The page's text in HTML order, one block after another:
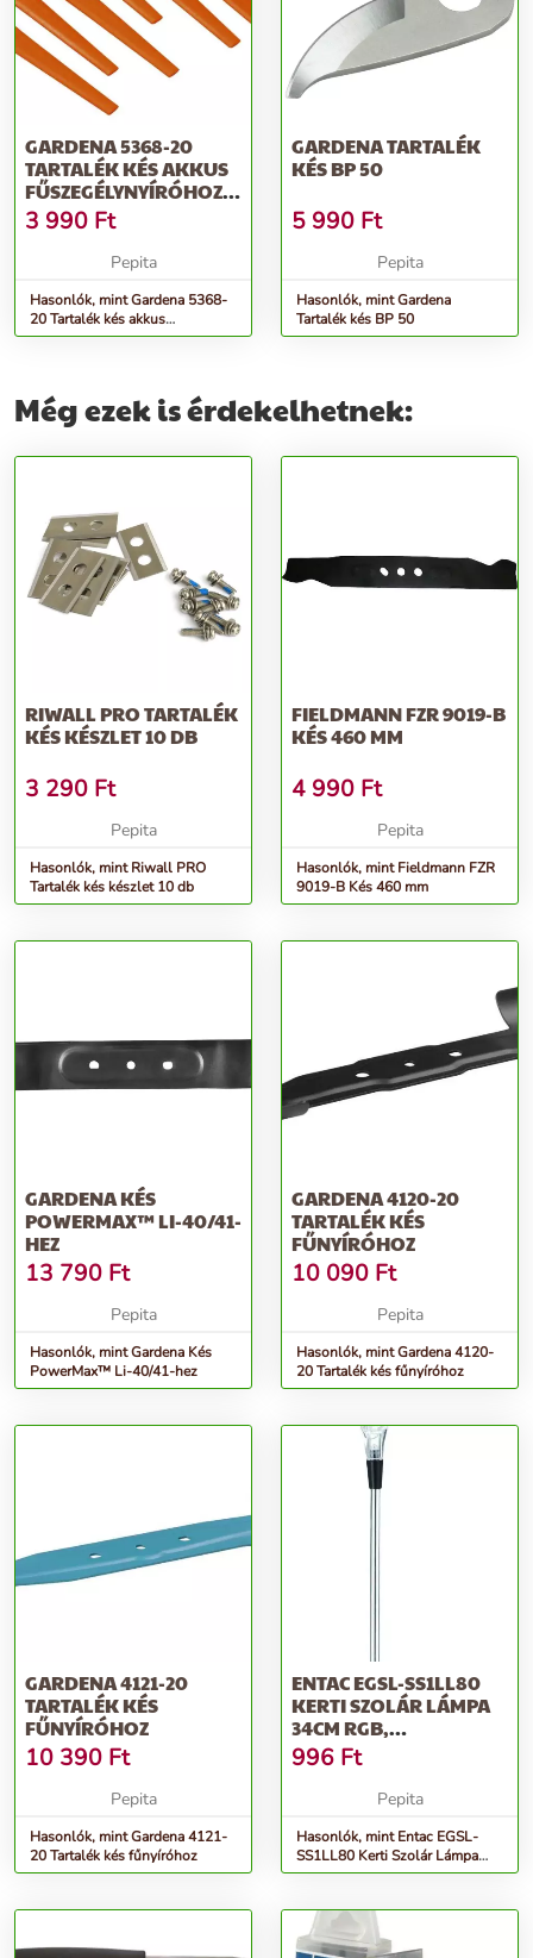
GARDENA 5368-20
TARTALÉK KÉS AKKUS
FŰSZEGÉLYNYÍRÓHOZ
(20DB-OS)
3 990 Ft
Pepita
Hasonlók, mint Gardena 5368-
20 Tartalék kés akkus
fűszegélynyíróhoz (20db-os)
GARDENA TARTALÉK
KÉS BP 50
5 990 Ft
Pepita
Hasonlók, mint Gardena
Tartalék kés BP 50
Még ezek is érdekelhetnek:
RIWALL PRO TARTALÉK
KÉS KÉSZLET 10 DB
3 290 Ft
Pepita
Hasonlók, mint Riwall PRO
Tartalék kés készlet 10 db
FIELDMANN FZR 9019-B
KÉS 460 MM
4 990 Ft
Pepita
Hasonlók, mint Fieldmann FZR
9019-B Kés 460 mm
GARDENA KÉS
POWERMAX™ LI-40/41-
HEZ
13 790 Ft
Pepita
Hasonlók, mint Gardena Kés
PowerMax™ Li-40/41-hez
GARDENA 4120-20
TARTALÉK KÉS
FŰNYÍRÓHOZ
10 090 Ft
Pepita
Hasonlók, mint Gardena 4120-
20 Tartalék kés fűnyíróhoz
GARDENA 4121-20
TARTALÉK KÉS
FŰNYÍRÓHOZ
10 390 Ft
Pepita
Hasonlók, mint Gardena 4121-
20 Tartalék kés fűnyíróhoz
ENTAC EGSL-SS1LL80
KERTI SZOLÁR LÁMPA
34CM RGB,
ROZSDAMENTES ACÉL
996 Ft
Pepita
Hasonlók, mint Entac EGSL-
SS1LL80 Kerti Szolár Lámpa
34cm RGB, Rozsdamentes Acél